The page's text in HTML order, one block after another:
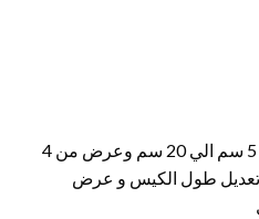
حجم الكيس طول الكيس من 5 سم الي 20 سم وعرض من 4
يمكن تعديل طول الكيس و عرض